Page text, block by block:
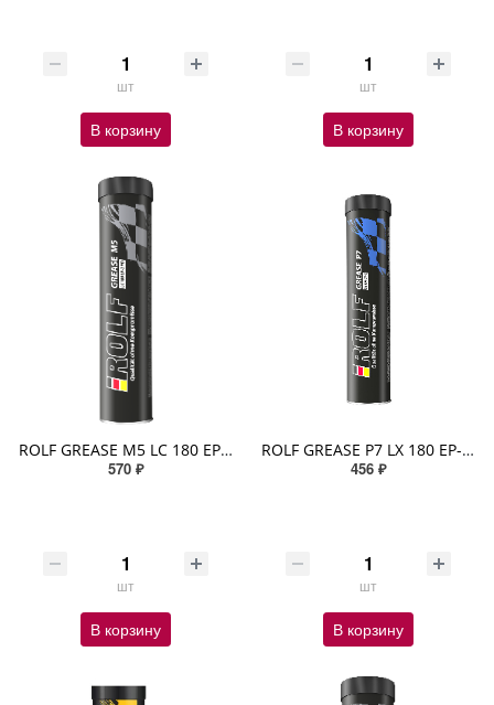
шт
В корзину
шт
В корзину
ROLF GREASE M5 LC 180 EP-2 HD 390гр MoS2 (3%) (-30/+120 литиево-кальциевое) минеральное Темно-серый
570 ₽
шт
В корзину
ROLF GREASE P7 LX 180 EP-2 390гр (-30/+160 комплексное литиевое) п/синтетическое Синий
456 ₽
шт
В корзину